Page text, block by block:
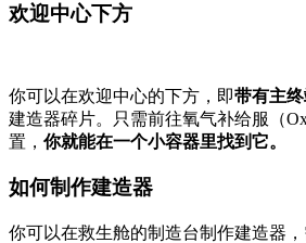
欢迎中心下方
你可以在欢迎中心的下方，即带有主
建造器碎片。只需前往氧气补给服（
置， 你就能在一个小容器里找到它。
如何制作建造器
你可以在救生舱的制造台制作建造器